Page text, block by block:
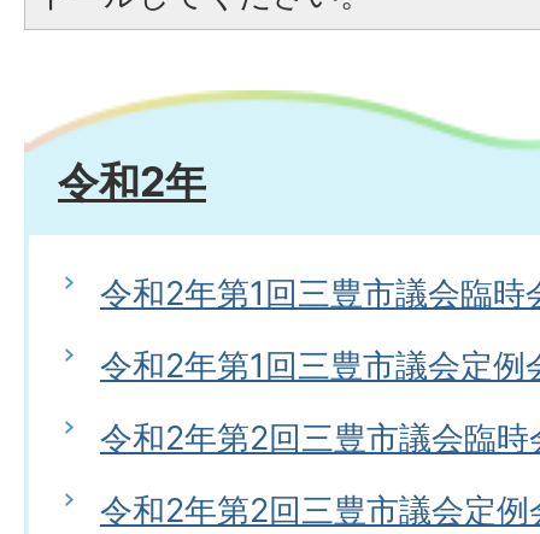
令和2年
令和2年第1回三豊市議会臨時
令和2年第1回三豊市議会定例
令和2年第2回三豊市議会臨
令和2年第2回三豊市議会定